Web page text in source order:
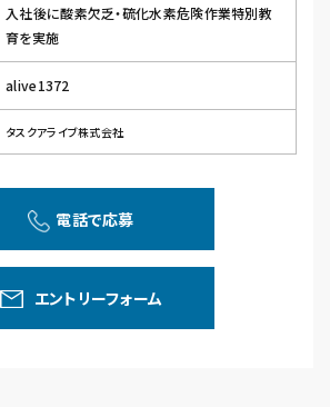
入社後に酸素欠乏・硫化水素危険作業特別教
育を実施
alive1372
タスクアライブ株式会社
電話で応募
エントリーフォーム